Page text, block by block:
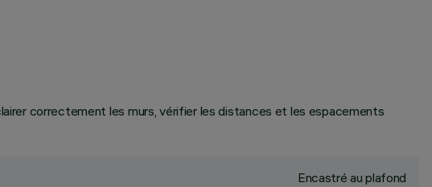
correctement les murs, vérifier les distances et les espacements
Encastré au plafond